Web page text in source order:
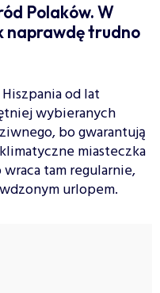
Polaków. W
naprawdę trudno
od lat
wybieranych
bo gwarantują
miasteczka
tam regularnie,
urlopem.